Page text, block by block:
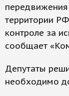
территории
контроле за
сообщает
Депутаты
необходимо